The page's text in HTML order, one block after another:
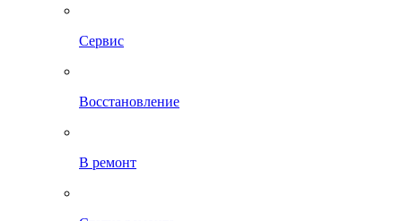
Сервис
Восстановление
В ремонт